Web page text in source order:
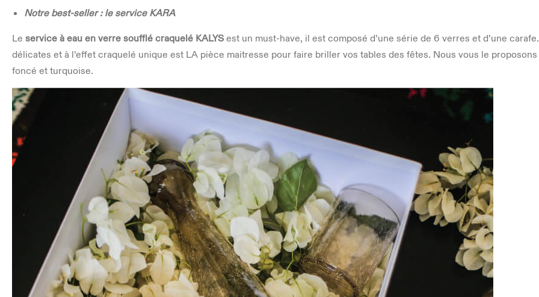
Notre best-seller : le service KARA
Le service à eau en verre soufflé craquelé KALYS est un must-have, il est composé d’une série de 6 verres et d’une
délicates et à l’effet craquelé unique est LA pièce maitresse pour faire briller vos tables des fêtes. Nous vous le
foncé et turquoise.